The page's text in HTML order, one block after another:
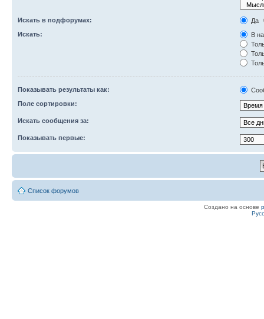
Искать в подфорумах:
Да
Искать:
В
Показывать результаты как:
Поле сортировки:
Искать сообщения за:
Показывать первые:
Список форумов
Создано на основе